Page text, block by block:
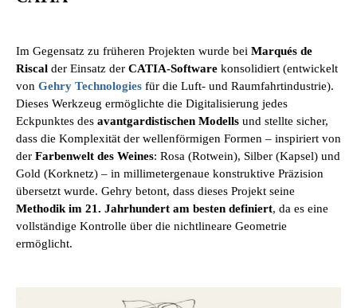
Im Gegensatz zu früheren Projekten wurde bei Marqués de
Riscal der Einsatz der CATIA-Software konsolidiert (entwickelt
von Gehry Technologies für die Luft- und Raumfahrtindustrie).
Dieses Werkzeug ermöglichte die Digitalisierung jedes
Eckpunktes des avantgardistischen Modells und stellte sicher,
dass die Komplexität der wellenförmigen Formen – inspiriert von
der Farbenwelt des Weines: Rosa (Rotwein), Silber (Kapsel) und
Gold (Korknetz) – in millimetergenaue konstruktive Präzision
übersetzt wurde. Gehry betont, dass dieses Projekt seine
Methodik im 21. Jahrhundert am besten definiert, da es eine
vollständige Kontrolle über die nichtlineare Geometrie
ermöglicht.